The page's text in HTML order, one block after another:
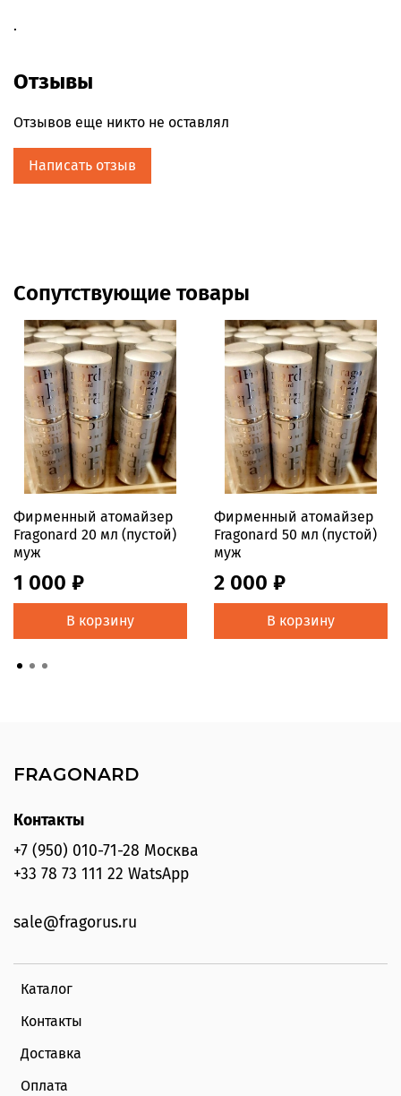
.
Отзывы
Отзывов еще никто не оставлял
Написать отзыв
Сопутствующие товары
Фирменный атомайзер
Fragonard 20 мл (пустой)
муж
1 000 ₽
В корзину
Фирменный атомайзер
Fragonard 50 мл (пустой)
муж
2 000 ₽
В корзину
FRAGONARD
Каталог
Контакты
Доставка
Оплата
Контакты
+7 (950) 010-71-28 Москва
+33 78 73 111 22 WatsApp
sale@fragorus.ru